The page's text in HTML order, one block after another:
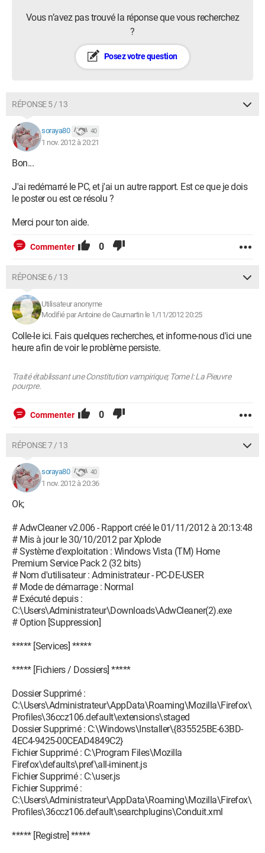
Vous n’avez pas trouvé la réponse que vous recherchez
?
Posez votre question
RÉPONSE 5 / 13
soraya80 40
1 nov. 2012 à 20:21
Bon...
J'ai redémarré le PC, et j'ai un autre rapport. Est ce que je dois
le poster ou est ce résolu ?
Merci pour ton aide.
Commenter 0
RÉPONSE 6 / 13
Utilisateur anonyme
Modifié par Antoine de Caumartin le 1/11/2012 20:25
Colle-le ici. Fais quelques recherches, et informe-nous d'ici une
heure afin de voir le problème persiste.
Traité établissant une Constitution vampirique; Tome I: La Pieuvre
pourpre.
Commenter 0
RÉPONSE 7 / 13
soraya80 40
1 nov. 2012 à 20:36
Ok;
# AdwCleaner v2.006 - Rapport créé le 01/11/2012 à 20:13:48
# Mis à jour le 30/10/2012 par Xplode
# Système d'exploitation : Windows Vista (TM) Home
Premium Service Pack 2 (32 bits)
# Nom d'utilisateur : Administrateur - PC-DE-USER
# Mode de démarrage : Normal
# Exécuté depuis :
C:\Users\Administrateur\Downloads\AdwCleaner(2).exe
# Option [Suppression]
***** [Services] *****
***** [Fichiers / Dossiers] *****
Dossier Supprimé :
C:\Users\Administrateur\AppData\Roaming\Mozilla\Firefox\
Profiles\36ccz106.default\extensions\staged
Dossier Supprimé : C:\Windows\Installer\{835525BE-63BD-
4EC4-9425-00CEAD4849C2}
Fichier Supprimé : C:\Program Files\Mozilla
Firefox\defaults\pref\all-iminent.js
Fichier Supprimé : C:\user.js
Fichier Supprimé :
C:\Users\Administrateur\AppData\Roaming\Mozilla\Firefox\
Profiles\36ccz106.default\searchplugins\Conduit.xml
***** [Registre] *****